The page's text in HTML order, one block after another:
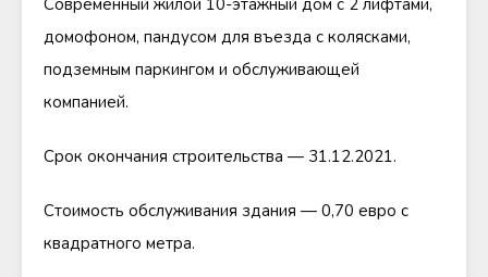
Современный жилой 10-этажный дом с 2 лифтами,
домофоном, пандусом для въезда с колясками,
подземным паркингом и обслуживающей
компанией.
Срок окончания строительства — 31.12.2021.
Стоимость обслуживания здания — 0,70 евро с
квадратного метра.